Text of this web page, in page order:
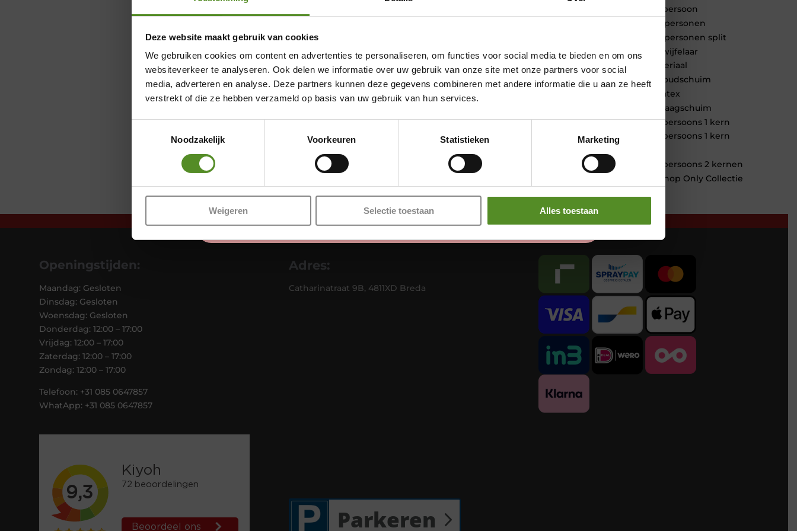
Deze website maakt gebruik van cookies
We gebruiken cookies om content en advertenties te personaliseren, om functies voor social media te bieden en om ons
websiteverkeer te analyseren. Ook delen we informatie over uw gebruik van onze site met onze partners voor social
media, adverteren en analyse. Deze partners kunnen deze gegevens combineren met andere informatie die u aan ze heeft
verstrekt of die ze hebben verzameld op basis van uw gebruik van hun services.
Noodzakelijk
Voorkeuren Statistieken Marketing
Weigeren Selectie toestaan Alles toestaan
1 persoon
2 personen
2 personen split
Twijfelaar
Materiaal
Koudschuim
Latex
Traagschuim
Tweepersoons 1 kern
Tweepersoons 1 kern
Tweepersoons 2 kernen
Webshop Only Collectie
Openingstijden:
Maandag: Gesloten
Dinsdag: Gesloten
Woensdag: Gesloten
Donderdag: 12:00 – 17:00
Vrijdag: 12:00 – 17:00
Zaterdag: 12:00 – 17:00
Zondag: 12:00 – 17:00
Telefoon: +31 085 0647857
WhatApp: +31 085 0647857
Adres:
Catharinatraat 9B, 4811XD Breda
Parkeren
Showroom Breda
Donderdag 12:00 – 17:00
Vrijdag 12:00 – 17:00
Zaterdag 12:00 – 17:00
Zondag 12:00 – 17:00